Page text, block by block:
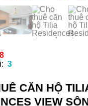
3
CĂN HỘ
VIEW